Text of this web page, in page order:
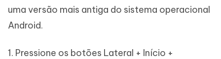
uma versão mais antiga do sistema operacional
Android.
1. Pressione os botões Lateral + Início +